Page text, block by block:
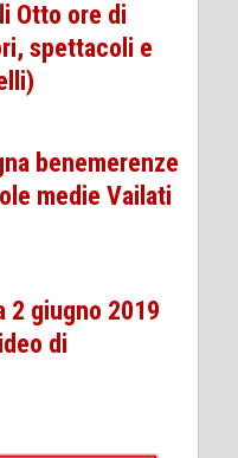
Otto ore di
spettacoli e
benemerenze
medie Vailati
2 giugno 2019
di